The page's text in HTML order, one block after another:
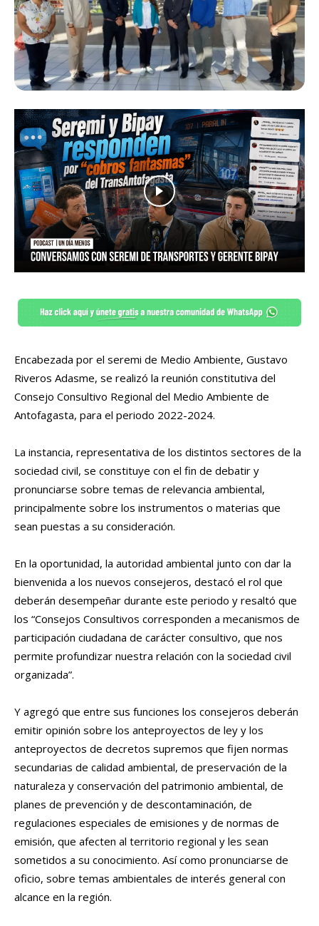
Encabezada por el seremi de Medio Ambiente, Gustavo
Riveros Adasme, se realizó la reunión constitutiva del
Consejo Consultivo Regional del Medio Ambiente de
Antofagasta, para el periodo 2022-2024.
La instancia, representativa de los distintos sectores de la
sociedad civil, se constituye con el fin de debatir y
pronunciarse sobre temas de relevancia ambiental,
principalmente sobre los instrumentos o materias que
sean puestas a su consideración.
En la oportunidad, la autoridad ambiental junto con dar la
bienvenida a los nuevos consejeros, destacó el rol que
deberán desempeñar durante este periodo y resaltó que
los “Consejos Consultivos corresponden a mecanismos de
participación ciudadana de carácter consultivo, que nos
permite profundizar nuestra relación con la sociedad civil
organizada”.
Y agregó que entre sus funciones los consejeros deberán
emitir opinión sobre los anteproyectos de ley y los
anteproyectos de decretos supremos que fijen normas
secundarias de calidad ambiental, de preservación de la
naturaleza y conservación del patrimonio ambiental, de
planes de prevención y de descontaminación, de
regulaciones especiales de emisiones y de normas de
emisión, que afecten al territorio regional y les sean
sometidos a su conocimiento. Así como pronunciarse de
oficio, sobre temas ambientales de interés general con
alcance en la región.